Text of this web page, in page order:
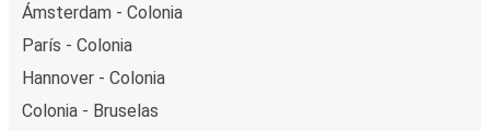
Ámsterdam - Colonia
París - Colonia
Hannover - Colonia
Colonia - Bruselas